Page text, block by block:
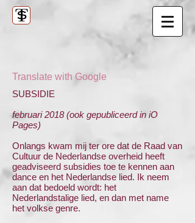
Translate with Google
SUBSIDIE
februari 2018 (ook gepubliceerd in iO
Pages)
Onlangs kwam mij ter ore dat de Raad van
Cultuur de Nederlandse overheid heeft
geadviseerd subsidies toe te kennen aan
dance en het Nederlandse lied. Ik neem
aan dat bedoeld wordt: het
Nederlandstalige lied, en dan met name
het volkse genre.